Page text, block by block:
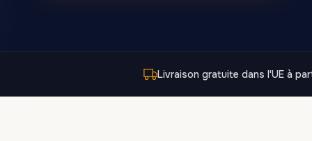
Livraison gratuite dans l'UE à